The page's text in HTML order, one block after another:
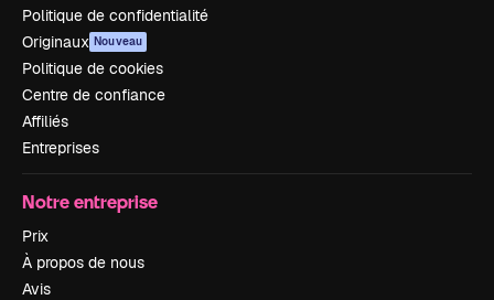
Politique de confidentialité
Originaux Nouveau
Politique de cookies
Centre de confiance
Affiliés
Entreprises
Notre entreprise
Prix
À propos de nous
Avis